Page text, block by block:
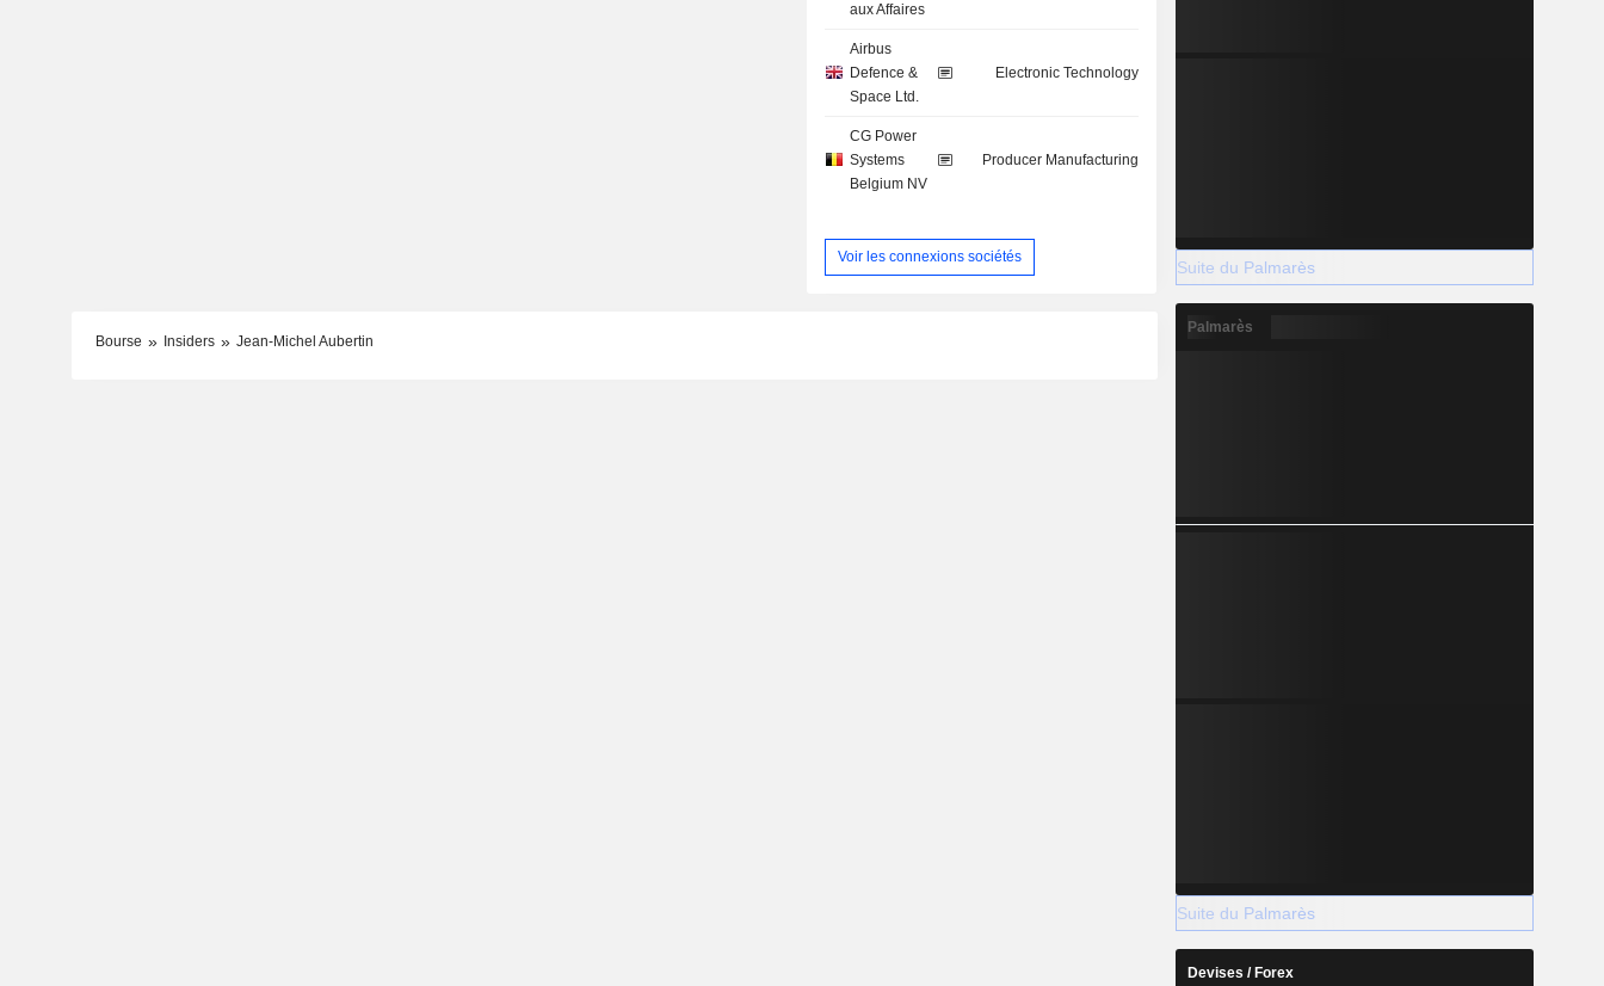
aux Affaires
Airbus
Defence &
Space Ltd.
Electronic Technology
CG Power
Systems
Belgium NV
Producer Manufacturing
Voir les connexions sociétés
Bourse Insiders Jean-Michel Aubertin
Suite du Palmarès
Palmarès
Suite du Palmarès
Devises / Forex